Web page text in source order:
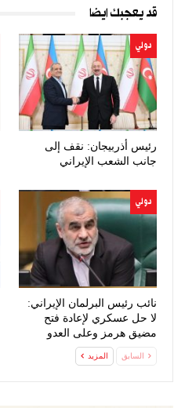
قد يعجبك ايضا
دولي
رئيس أذربيجان: نقف إلى
جانب الشعب الإيراني
دولي
نائب رئيس البرلمان الإيراني:
لا حل عسكري لإعادة فتح
مضيق هرمز وعلى العدو
الخضوع…
السابق المزيد